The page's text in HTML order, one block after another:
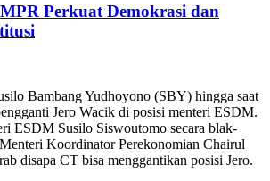
Perkuat Demokrasi dan
Bambang Yudhoyono (SBY) hingga saat
Jero Wacik di posisi menteri ESDM.
ESDM Susilo Siswoutomo secara blak-
Koordinator Perekonomian Chairul
disapa CT bisa menggantikan posisi Jero.